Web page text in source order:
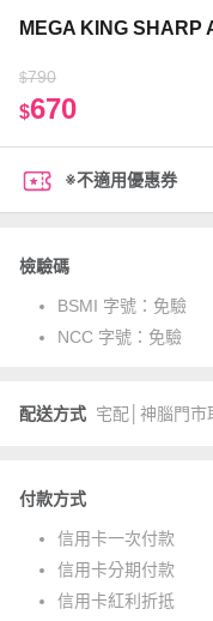
MEGA KING SHARP
$790
$670
※不適用優惠券
檢驗碼
BSMI 字號： 免驗
NCC 字號： 免驗
配送方式 宅配│神腦門市
付款方式
信用卡一次付款
信用卡分期付款
信用卡紅利折抵